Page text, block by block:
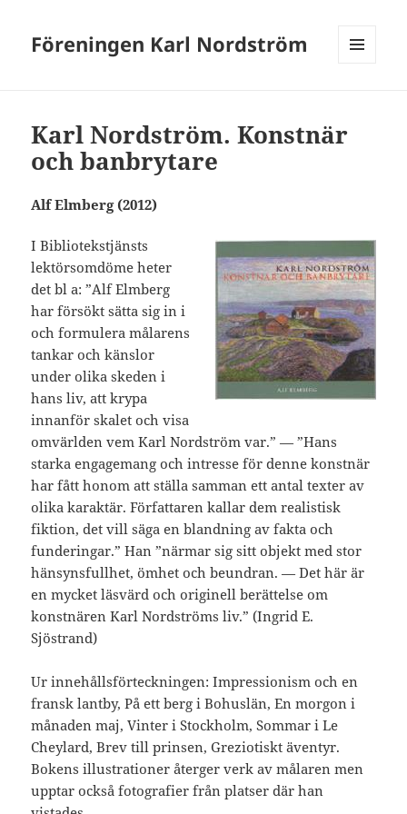
Föreningen Karl Nordström
Karl Nordström. Konstnär
och banbrytare
Alf Elmberg (2012)
I Bibliotekstjänsts
lektörsomdöme heter
det bl a: ”Alf Elmberg
har försökt sätta sig in i
och formulera målarens
tankar och känslor
under olika skeden i
hans liv, att krypa
innanför skalet och visa
omvärlden vem Karl Nordström var.” — ”Hans
starka engagemang och intresse för denne konstnär
har fått honom att ställa samman ett antal texter av
olika karaktär. Författaren kallar dem realistisk
fiktion, det vill säga en blandning av fakta och
funderingar.” Han ”närmar sig sitt objekt med stor
hänsynsfullhet, ömhet och beundran. — Det här är
en mycket läsvärd och originell berättelse om
konstnären Karl Nordströms liv.” (Ingrid E.
Sjöstrand)
Ur innehållsförteckningen: Impressionism och en
fransk lantby, På ett berg i Bohuslän, En morgon i
månaden maj, Vinter i Stockholm, Sommar i Le
Cheylard, Brev till prinsen, Greziotiskt äventyr.
Bokens illustrationer återger verk av målaren men
upptar också fotografier från platser där han